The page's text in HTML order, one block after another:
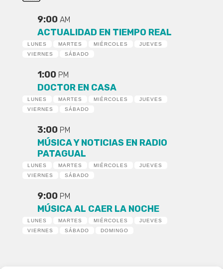
9:00 AM
ACTUALIDAD EN TIEMPO REAL
LUNES MARTES MIÉRCOLES
JUEVES
VIERNES
SÁBADO
1:00 PM
DOCTOR EN CASA
LUNES MARTES MIÉRCOLES
JUEVES
VIERNES
SÁBADO
3:00 PM
MÚSICA Y NOTICIAS EN RADIO
PATAGUAL
LUNES MARTES MIÉRCOLES
JUEVES
VIERNES
SÁBADO
9:00 PM
MÚSICA AL CAER LA NOCHE
LUNES MARTES MIÉRCOLES
JUEVES
VIERNES
SÁBADO DOMINGO